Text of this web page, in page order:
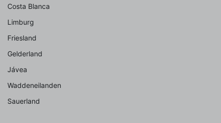
Costa Blanca
Limburg
Friesland
Gelderland
Jávea
Waddeneilanden
Sauerland